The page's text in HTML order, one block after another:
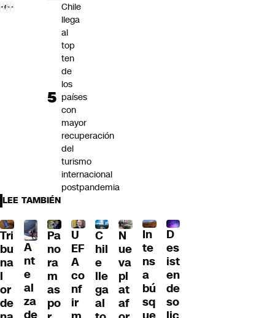
Chile
llega
al
top
ten
de
los
países
con
mayor
recuperación
del
turismo
internacional
postpandemia
LEE TAMBIÉN
Tri
bu
na
l
or
de
A
nt
e
al
za
Pa
no
ra
m
as
po
U
EF
A
co
nf
ir
C
hil
e
lle
ga
al
N
ue
va
pl
at
af
In
te
ns
a
bú
sq
D
es
ist
en
de
so